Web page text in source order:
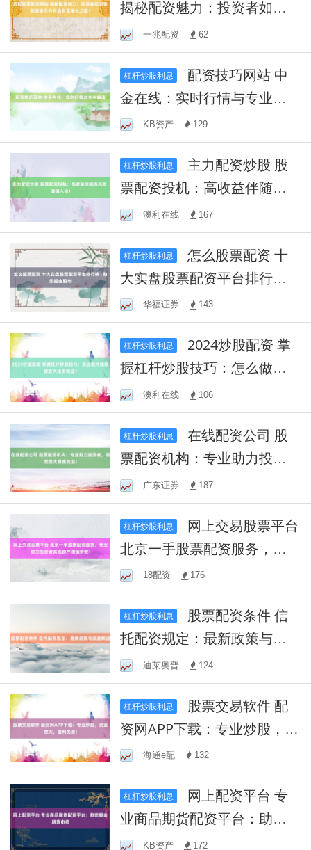
揭秘配资魅力：投资者如何
被配资吸引并开启财富增长
之路？
一兆配资 62
杠杆炒股利息
金在线：实时行情与专业解
读
KB资产 129
杠杆炒股利息
票配资投机：高收益伴随高
风险，谨慎入场！
澳利在线 167
杠杆炒股利息
怎么股票配资 十
大实盘股票配资平台排行榜 |
助您掘金股市
华福证券 143
杠杆炒股利息
握杠杆炒股技巧：怎么做才
能稳健放大投资收益？
澳利在线 106
杠杆炒股利息
在线配资公司 股
票配资机构：专业助力投资
者，高效放大资金效益！
广东证券 187
杠杆炒股利息
北京一手股票配资服务，专
业助力投资者实现资产增值
梦想！
18配资 176
杠杆炒股利息
托配资规定：最新政策与深
度解读迪莱奥普 124
杠杆炒股利息
资网APP下载：专业炒股，资
金放大，盈利加速！
海通e配 132
杠杆炒股利息
业商品期货配资平台：助您
掘金期货市场
KB资产 172